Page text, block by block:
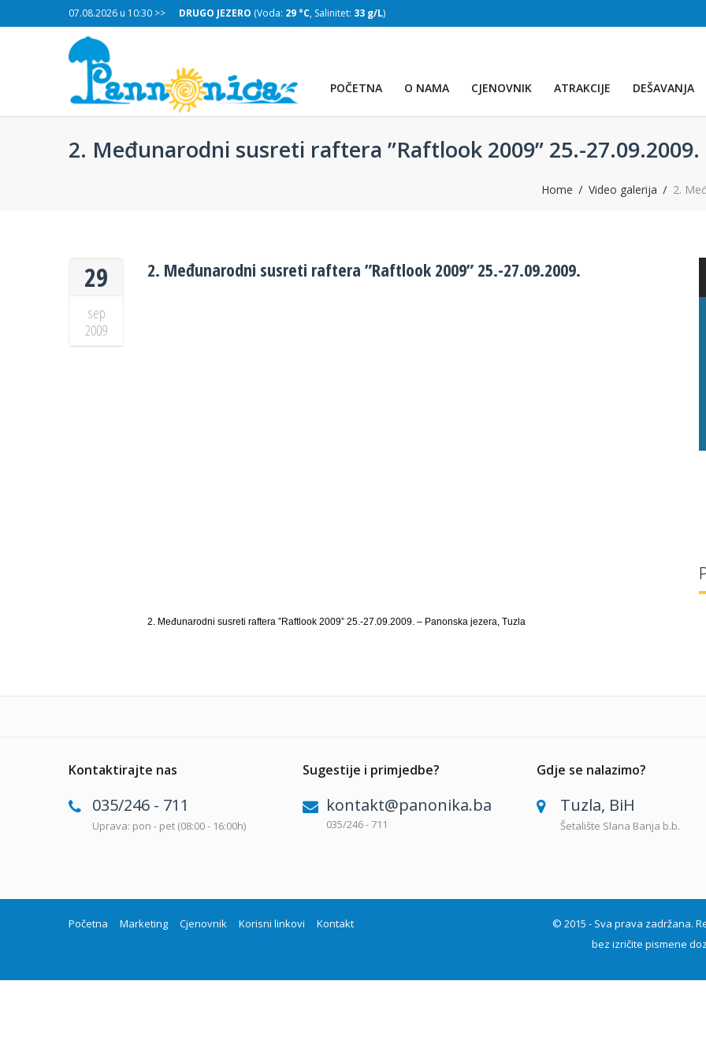
07.08.2026 u 10:30 >>
32 g/L) DRUGO JEZERO (Voda: 29 °C, Salinitet: 33 g/L)
POČETNA O NAMA CJENOVNIK ATRAKCIJE DEŠAVANJA
2. Međunarodni susreti raftera ”Raftlook 2009” 25.-27.09.2009.
Home Video galerija 2.
29
sep
2009
2. Međunarodni susreti raftera ”Raftlook 2009” 25.-27.09.2009.
2. Međunarodni susreti raftera ”Raftlook 2009” 25.-27.09.2009. – Panonska jezera, Tuzla
Kontaktirajte nas
035/246 - 711
Uprava: pon - pet (08:00 - 16:00h)
Sugestije i primjedbe?
kontakt@panonika.ba
035/246 - 711
Gdje se nalazimo?
Tuzla, BiH
Šetalište Slana Banja b.b.
Početna Marketing Cjenovnik Korisni linkovi Kontakt
© 2015 - Sva prava zadržana.
bez izričite pismene